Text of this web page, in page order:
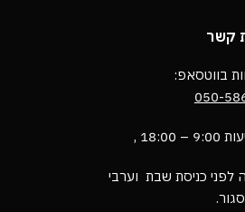
קשר
בווטסאפ:
050-
,
8:00- שעה לפני כניסת שבת וערבי